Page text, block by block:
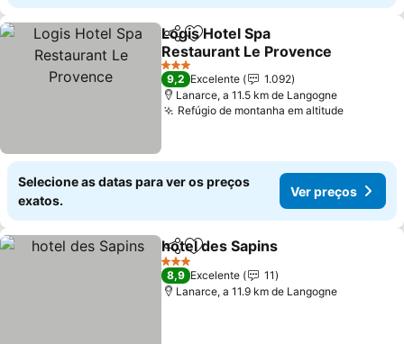
PartilharAdicionar aos favoritos
Logis Hotel Spa
Restaurant Le Provence
3 Estrelas
9,2 Excelente
1.092
Lanarce, a 11.5 km de Langogne
Refúgio de montanha em altitude
Selecione as datas para ver os preços
exatos.
Ver preços
PartilharAdicionar aos favoritos
hotel des Sapins
3 Estrelas
8,9 Excelente
11
Lanarce, a 11.9 km de Langogne